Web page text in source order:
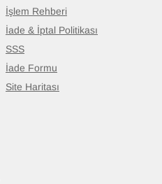
İşlem Rehberi
İade & İptal Politikası
SSS
İade Formu
Site Haritası